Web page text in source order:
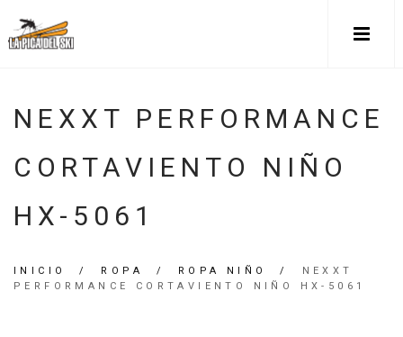
NEXXT PERFORMANCE
CORTAVIENTO NIÑO
HX-5061
INICIO / ROPA / ROPA NIÑO /
NEXXT
PERFORMANCE CORTAVIENTO NIÑO HX-5061